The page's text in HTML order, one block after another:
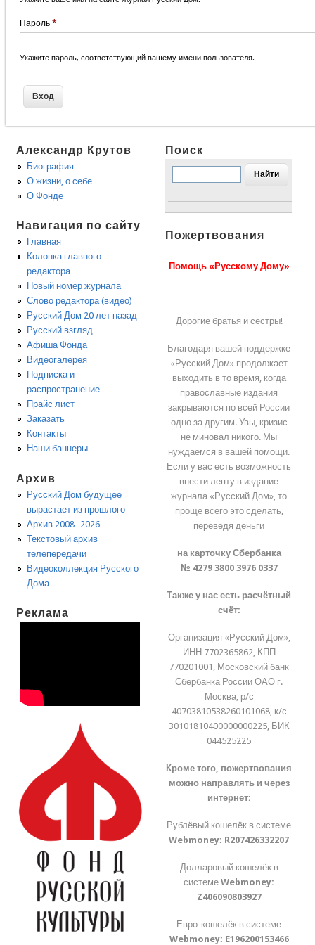
Пароль *
Укажите пароль, соответствующий вашему имени пользователя.
Александр Крутов
Биография
О жизни, о себе
О Фонде
Навигация по сайту
Главная
Колонка главного
редактора
Новый номер журнала
Слово редактора (видео)
Русский Дом 20 лет назад
Русский взгляд
Афиша Фонда
Видеогалерея
Подписка и
распространение
Прайс лист
Заказать
Контакты
Наши баннеры
Архив
Русский Дом будущее
вырастает из прошлого
Архив 2008 -2026
Текстовый архив
телепередачи
Видеоколлекция Русского
Дома
Реклама
Поиск
Пожертвования
Помощь «Русскому Дому»
Дорогие братья и сестры!
Благодаря вашей поддержке
«Русский Дом» продолжает
выходить в то время, когда
православные издания
закрываются по всей России
одно за другим. Увы, кризис
не миновал никого. Мы
нуждаемся в вашей помощи.
Если у вас есть возможность
внести лепту в издание
журнала «Русский Дом», то
проще всего это сделать,
переведя деньги
на карточку Сбербанка
№ 4279 3800 3976 0337
Также у нас есть расчётный
счёт:
Организация «Русский Дом»,
ИНН 7702365862, КПП
770201001, Московский банк
Сбербанка России ОАО г.
Москва, р/с
40703810538260101068, к/с
30101810400000000225, БИК
044525225
Кроме того, пожертвования
можно направлять и через
интернет:
Рублёвый кошелёк в системе
Webmoney: R207426332207
Долларовый кошелёк в
системеWebmoney:
Z406090803927
Евро-кошелёк в системе
Webmoney: E196200153466